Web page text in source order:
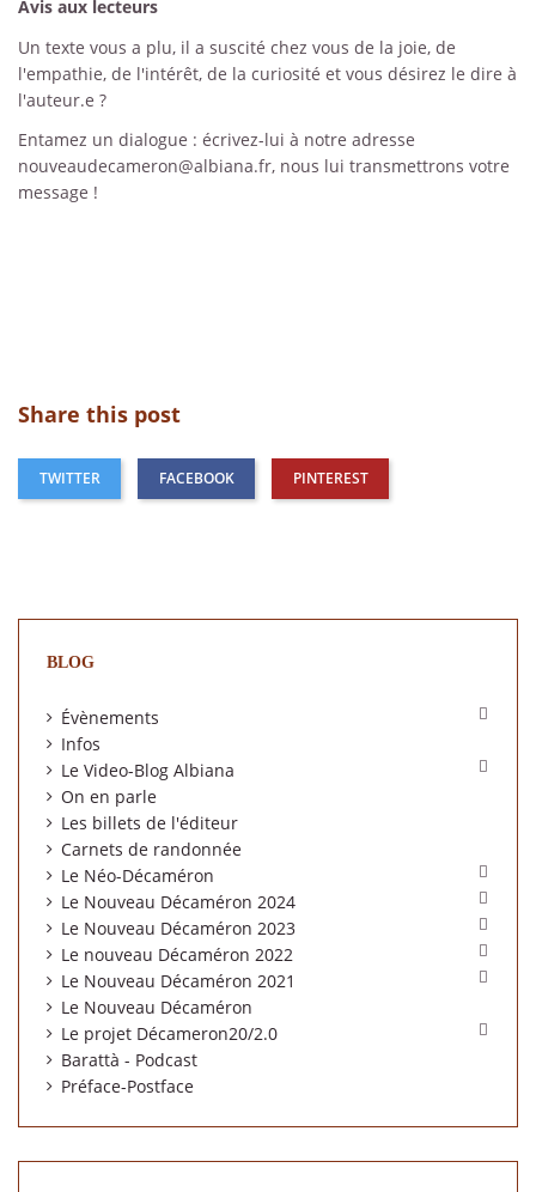
Avis aux lecteurs
Un texte vous a plu, il a suscité chez vous de la joie, de
l'empathie, de l'intérêt, de la curiosité et vous désirez le dire à
l'auteur.e ?
Entamez un dialogue : écrivez-lui à notre adresse
nouveaudecameron@albiana.fr, nous lui transmettrons votre
message !
Share this post
TWITTER FACEBOOK PINTEREST
BLOG
Évènements 
Infos
Le Video-Blog Albiana

On en parle
Les billets de l'éditeur
Carnets de randonnée
Le Néo-Décaméron

Le Nouveau Décaméron 2024 
Le Nouveau Décaméron 2023 
Le nouveau Décaméron 2022 
Le Nouveau Décaméron 2021 
Le Nouveau Décaméron
Le projet Décameron20/2.0

Barattà - Podcast
Préface-Postface